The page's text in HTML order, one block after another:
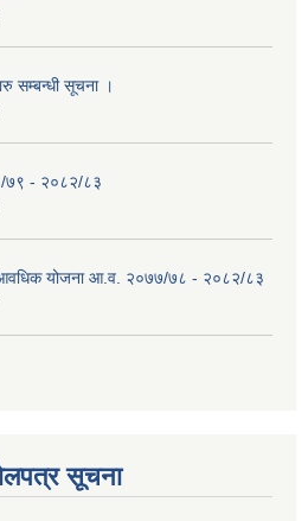
सम्बन्धी सूचना ।
७९ - २०८२/८३
आवधिक योजना आ.व. २०७७/७८ - २०८२/८३
सूचना